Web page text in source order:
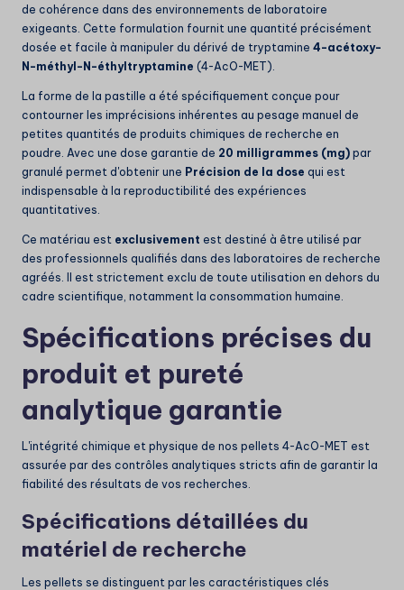
de cohérence dans des environnements de laboratoire
exigeants. Cette formulation fournit une quantité précisément
dosée et facile à manipuler du dérivé de tryptamine 4-acétoxy-
N-méthyl-N-éthyltryptamine (4-AcO-MET).
La forme de la pastille a été spécifiquement conçue pour
contourner les imprécisions inhérentes au pesage manuel de
petites quantités de produits chimiques de recherche en
poudre. Avec une dose garantie de 20 milligrammes (mg) par
granulé permet d'obtenir une Précision de la dose qui est
indispensable à la reproductibilité des expériences
quantitatives.
Ce matériau est exclusivement est destiné à être utilisé par
des professionnels qualifiés dans des laboratoires de recherche
agréés. Il est strictement exclu de toute utilisation en dehors du
cadre scientifique, notamment la consommation humaine.
Spécifications précises du
produit et pureté
analytique garantie
L'intégrité chimique et physique de nos pellets 4-AcO-MET est
assurée par des contrôles analytiques stricts afin de garantir la
fiabilité des résultats de vos recherches.
Spécifications détaillées du
matériel de recherche
Les pellets se distinguent par les caractéristiques clés